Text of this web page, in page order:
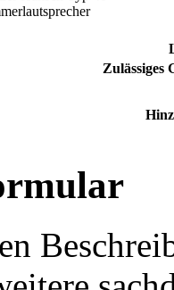
Zulässiges